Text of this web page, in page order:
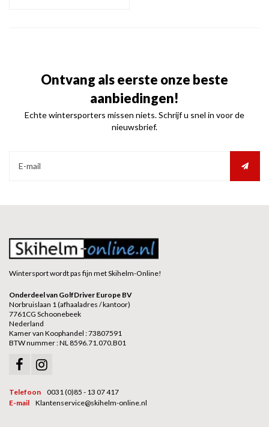
Ontvang als eerste onze beste
aanbiedingen!
Echte wintersporters missen niets. Schrijf u snel in voor de
nieuwsbrief.
Wintersport wordt pas fijn met Skihelm-Online!
Onderdeel van GolfDriver Europe BV
Norbruislaan 1 (afhaaladres / kantoor)
7761CG Schoonebeek
Nederland
Kamer van Koophandel : 73807591
BTW nummer : NL 8596.71.070.B01
Telefoon
0031 (0)85 - 13 07 417
E-mail
Klantenservice@skihelm-online.nl